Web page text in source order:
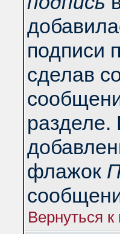
подписи
сделав
разделе.
флажок
Вернуться к